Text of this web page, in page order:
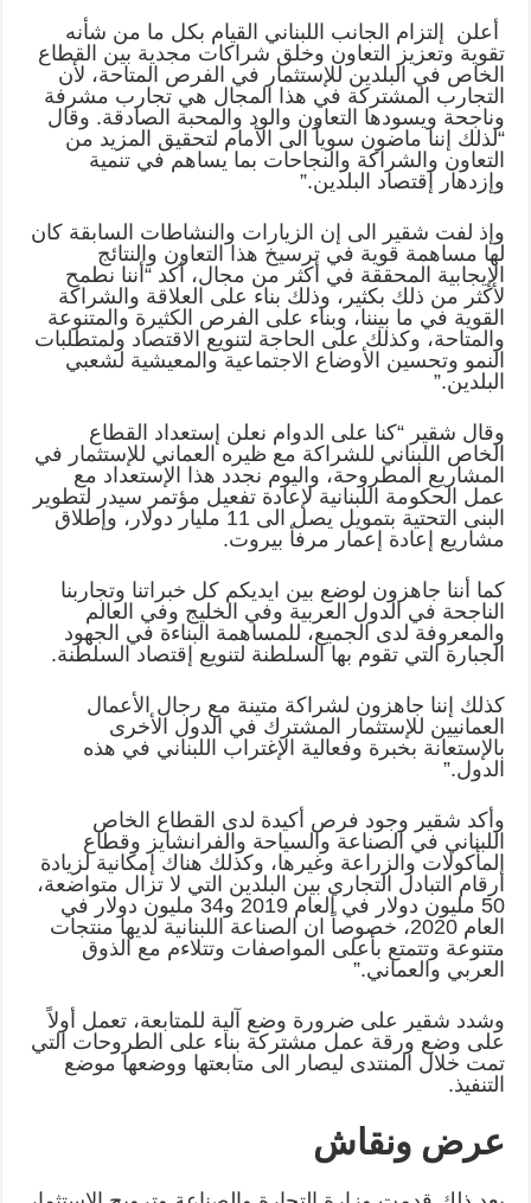
أعلن إلتزام الجانب اللبناني القيام بكل ما من شأنه
تقوية ‏وتعزيز التعاون وخلق شراكات مجدية بين القطاع
الخاص في البلدين للإستثمار في ‏الفرص المتاحة، لأن
التجارب المشتركة في هذا المجال هي تجارب مشرفة
‏وناجحة ويسودها التعاون والود والمحبة الصادقة. وقال
“لذلك إننا ماضون سوياً ‏الى الأمام لتحقيق المزيد من
التعاون والشراكة والنجاحات بما يساهم في تنمية
‏وإزدهار إقتصاد البلدين‎”.‎
وإذ لفت شقير الى إن الزيارات والنشاطات السابقة كان
لها مساهمة قوية في ‏ترسيخ هذا التعاون والنتائج
الإيجابية المحققة في أكثر من مجال، أكد “أننا نطمح
‏لأكثر من ذلك بكثير، وذلك بناء على العلاقة والشراكة
القوية في ما بيننا، وبناء ‏على الفرص الكثيرة والمتنوعة
والمتاحة، وكذلك على الحاجة لتنويع الاقتصاد ‏ولمتطلبات
النمو وتحسين الأوضاع الاجتماعية والمعيشية لشعبي
البلدين‎”.‎
وقال شقير “كنا على الدوام نعلن إستعداد القطاع
الخاص اللبناني للشراكة مع ظيره ‏العماني للإستثمار في
المشاريع المطروحة، واليوم نجدد هذا الإستعداد مع
عمل ‏الحكومة اللبنانية لإعادة تفعيل مؤتمر سيدر لتطوير
البنى التحتية بتمويل يصل الى ‏‏11 مليار دولار، وإطلاق
مشاريع إعادة إعمار مرفأ بيروت‎.‎
كما أننا جاهزون لوضع بين ايديكم كل خبراتنا وتجاربنا
الناجحة في الدول العربية ‏وفي الخليج وفي العالم
والمعروفة لدى الجميع، للمساهمة البناءة في الجهود
الجبارة ‏التي تقوم بها السلطنة لتنويع إقتصاد السلطنة‎.‎
كذلك إننا جاهزون لشراكة متينة مع رجال الأعمال
العمانيين للإستثمار المشترك ‏في الدول الأخرى
بالإستعانة بخبرة وفعالية الإغتراب اللبناني في هذه
الدول‎”.‎
وأكد شقير وجود فرص أكيدة لدى القطاع الخاص
اللبناني في الصناعة والسياحة ‏والفرانشايز وقطاع
المأكولات والزراعة وغيرها، وكذلك هناك إمكانية لزيادة
أرقام ‏التبادل التجاري بين البلدين التي لا تزال متواضعة،
50 مليون دولار في العام ‏‏2019 و34 مليون دولار في
العام 2020، خصوصاً ان الصناعة اللبنانية لديها ‏منتجات
متنوعة وتتمتع بأعلى المواصفات وتتلاءم مع الذوق
العربي والعماني‎”.‎
وشدد شقير على ضرورة وضع آلية للمتابعة، تعمل أولاً
على وضع ورقة عمل ‏مشتركة بناء على الطروحات التي
تمت خلال المنتدى ليصار الى متابعتها ‏ووضعها موضع
التنفيذ‎.‎
عرض ونقاش